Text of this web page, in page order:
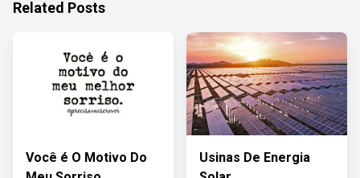
Related Posts
Você é O Motivo Do
Usinas De Energia